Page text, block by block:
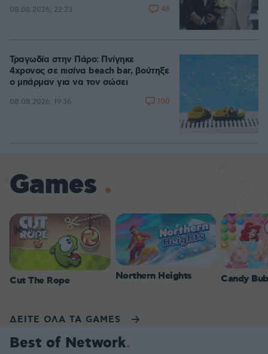
08.08.2026, 22:23 48
Τραγωδία στην Πάρο: Πνίγηκε
4χρονος σε πισίνα beach bar, βούτηξε
ο μπάρμαν για να τον σώσει
08.08.2026, 19:36 100
Games
Cut The Rope Northern Heights Candy
ΔΕΙΤΕ ΟΛΑ ΤΑ GAMES
Best of Network